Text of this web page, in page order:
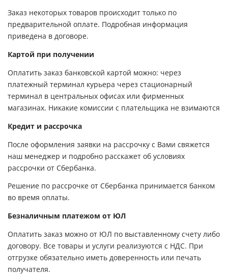
Заказ некоторых товаров происходит только по
предварительной оплате. Подробная информация
приведена в договоре.
Картой при получении
Оплатить заказ банковской картой можно: через
платежный терминал курьера через стационарный
терминал в центральных офисах или фирменных
магазинах. Никакие комиссии с плательщика не взимаются
Кредит и рассрочка
После оформления заявки на рассрочку с Вами свяжется
наш менеджер и подробно расскажет об условиях
рассрочки от Сбербанка.
Решение по рассрочке от Сбербанка принимается банком
во время оплаты.
Безналичным платежом от ЮЛ
Оплатить заказ можно от ЮЛ по выставленному счету либо
договору. Все товары и услуги реализуются с НДС. При
отгрузке обязательно иметь доверенность или печать
получателя.